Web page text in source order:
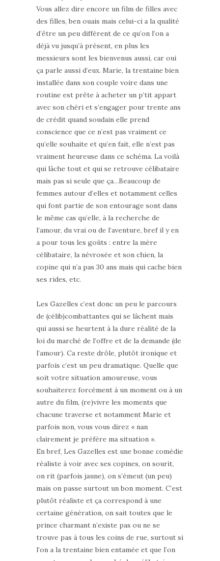
Vous allez dire encore un film de filles avec
des filles, ben ouais mais celui-ci a la qualité
d’être un peu différent de ce qu’on l’on a
déjà vu jusqu’à présent, en plus les
messieurs sont les bienvenus aussi, car oui
ça parle aussi d’eux. Marie, la trentaine bien
installée dans son couple voire dans une
routine est prête à acheter un p’tit appart
avec son chéri et s’engager pour trente ans
de crédit quand soudain elle prend
conscience que ce n’est pas vraiment ce
qu’elle souhaite et qu’en fait, elle n’est pas
vraiment heureuse dans ce schéma. La voilà
qui lâche tout et qui se retrouve célibataire
mais pas si seule que ça…Beaucoup de
femmes autour d’elles et notamment celles
qui font partie de son entourage sont dans
le même cas qu’elle, à la recherche de
l’amour, du vrai ou de l’aventure, bref il y en
a pour tous les goûts : entre la mère
célibataire, la névrosée et son chien, la
copine qui n’a pas 30 ans mais qui cache bien
ses rides, etc.
Les Gazelles c’est donc un peu le parcours
de (célib)combattantes qui se lâchent mais
qui aussi se heurtent à la dure réalité de la
loi du marché de l’offre et de la demande (de
l’amour). Ca reste drôle, plutôt ironique et
parfois c’est un peu dramatique. Quelle que
soit votre situation amoureuse, vous
souhaiterez forcément à un moment ou à un
autre du film, (re)vivre les moments que
chacune traverse et notamment Marie et
parfois non, vous vous direz « nan
clairement je préfère ma situation ».
En bref, Les Gazelles est une bonne comédie
réaliste à voir avec ses copines, on sourit,
on rit (parfois jaune), on s’émeut (un peu)
mais on passe surtout un bon moment. C’est
plutôt réaliste et ça correspond à une
certaine génération, on sait toutes que le
prince charmant n’existe pas ou ne se
trouve pas à tous les coins de rue, surtout si
l’on a la trentaine bien entamée et que l’on